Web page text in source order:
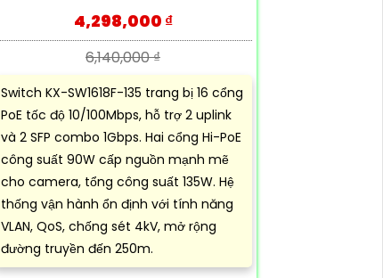
4,298,000 ₫
6,140,000 ₫
Switch KX-SW1618F-135 trang bị 16 cổng
PoE tốc độ 10/100Mbps, hỗ trợ 2 uplink
và 2 SFP combo 1Gbps. Hai cổng Hi-PoE
công suất 90W cấp nguồn mạnh mẽ
cho camera, tổng công suất 135W. Hệ
thống vận hành ổn định với tính năng
VLAN, QoS, chống sét 4kV, mở rộng
đường truyền đến 250m.